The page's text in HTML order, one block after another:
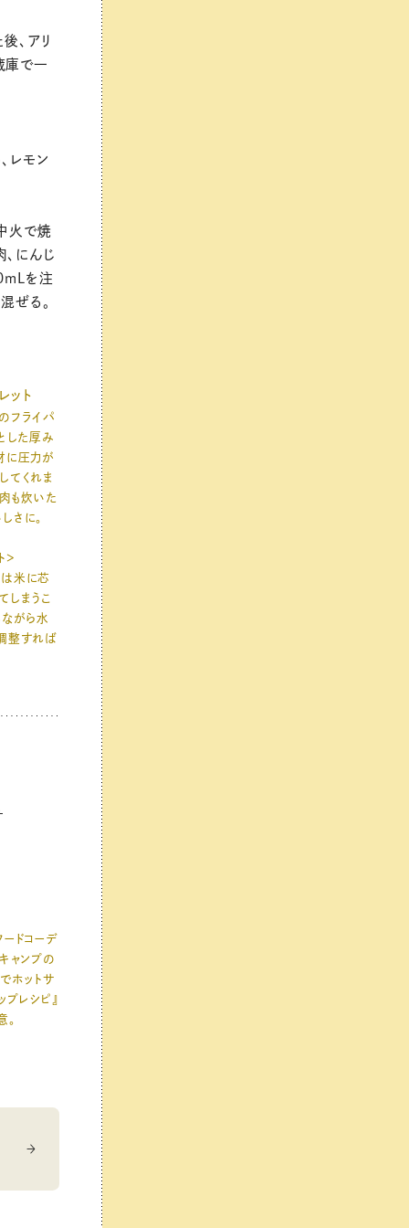
、アリ
庫で一
レモン
火で焼
、にんじ
を注
ぜる。
ット
フライパ
した厚み
に圧力が
てくれま
も炊いた
さに。
＞
米に芯
しまうこ
ながら水
整すれば
ードコーデ
ャンプの
ホットサ
プレシピ』
。